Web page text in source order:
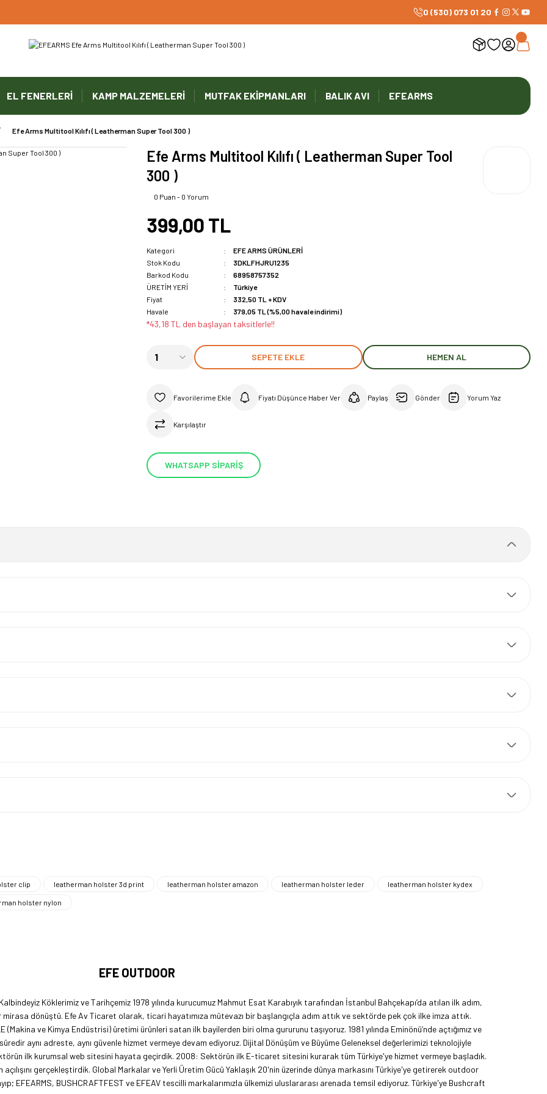
UYARI ! KARGOLAR 13 TEMMUZ 2026 YAPILACAK
1000 TL ve Üzeri Ücretsiz Kargo
1000 TL ve Üzeri Ücretsiz Kargo
0 (530) 073 01 20
EL FENERLERİ KAMP MALZEMELERİ MUTFAK EKİPMANLARI BALIK AVI EFEARMS
Efe Arms Multitool Kılıfı ( Leatherman Super Tool 300 )
Efe Arms Multitool Kılıfı ( Leatherman Super Tool
300 )
0 Puan - 0 Yorum
399,00 TL
Kategori
EFE ARMS ÜRÜNLERİ
Stok Kodu
3DKLFHJRU1235
Barkod Kodu
68958757352
ÜRETİM YERİ
Türkiye
Fiyat
332,50 TL + KDV
Havale
379,05 TL (%5,00 havale indirimi)
*43,18 TL den başlayan taksitlerle!!
SEPETE EKLE HEMEN AL
Fiyatı Düşünce Haber Ver Paylaş Gönder Yorum Yaz
Karşılaştır
WHATSAPP SİPARİŞ
clip leatherman holster 3d print leatherman holster amazon leatherman holster leder leatherman holster kydex
holster nylon
EFE OUTDOOR
Köklerimiz ve Tarihçemiz 1978 yılında kurucumuz Mahmut Esat Karabıyık tarafından İstanbul Bahçekapı’da atılan ilk adım,
dönüştü. Efe Av Ticaret olarak, ticari hayatımıza mütevazı bir başlangıçla adım attık ve sektörde pek çok ilke imza attık.
(Makina ve Kimya Endüstrisi) üretimi ürünleri satan ilk bayilerden biri olma gururunu taşıyoruz. 1981 yılında Eminönü’nde açtığımız ve
aynı adreste, aynı güvenle hizmet vermeye devam ediyoruz. Dijital Dönüşüm ve Büyüme Geleneksel değerlerimizi teknolojiyle
ilk kurumsal web sitesini hayata geçirdik. 2008: Sektörün ilk E-ticaret sitesini kurarak tüm Türkiye'ye hizmet vermeye başladık.
açılışını gerçekleştirdik. Global Markalar ve Yerli Üretim Gücü Yaklaşık 20'nin üzerinde dünya markasını Türkiye'ye getirerek outdoor
EFEARMS, BUSHCRAFTFEST ve EFEAV tescilli markalarımızla ülkemizi uluslararası arenada temsil ediyoruz. Türkiye'ye Bushcraft